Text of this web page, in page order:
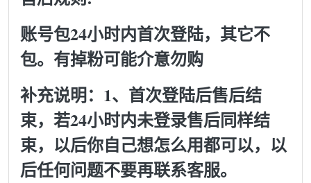
账号包24小时内首次登陆，其它不
包。有掉粉可能介意勿购
补充说明：1、首次登陆后售后结
束，若24小时内未登录售后同样结
束，以后你自己想怎么用都可以，以
后任何问题不要再联系客服。